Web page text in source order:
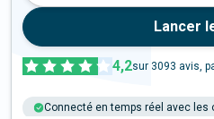
Lancer
4,2sur 3093 avis,
Connecté en temps réel avec les